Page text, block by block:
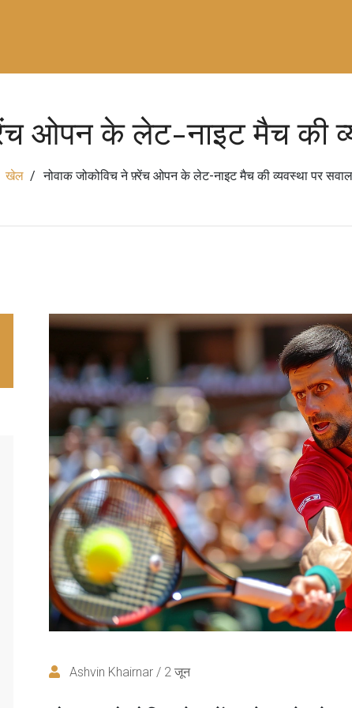
ओपन के लेट-नाइट मैच की
खेल नोवाक जोकोविच ने फ़्रेंच ओपन के लेट-नाइट मैच की व्यवस्था पर
Ashvin Khairnar / 2 जून